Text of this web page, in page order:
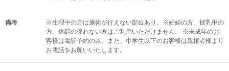
備考
※生理中の方は施術が行えない部位あり。※妊婦の方、授乳中の
方、体調の優れない方はご利用いただけません。 ※未成年のお
客様は電話予約のみ。また、中学生以下のお客様は親権者様より
お電話をお願いいたします。